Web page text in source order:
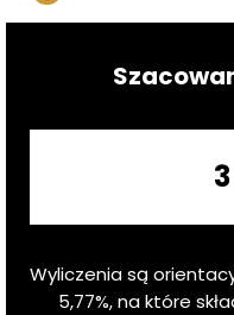
Wyliczenia są
5,77%, na które